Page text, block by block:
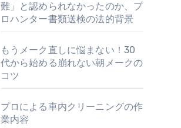
難」と認められなかったのか、プ
ロハンター書類送検の法的背景
もうメーク直しに悩まない！30
代から始める崩れない朝メークの
コツ
プロによる車内クリーニングの作
業内容